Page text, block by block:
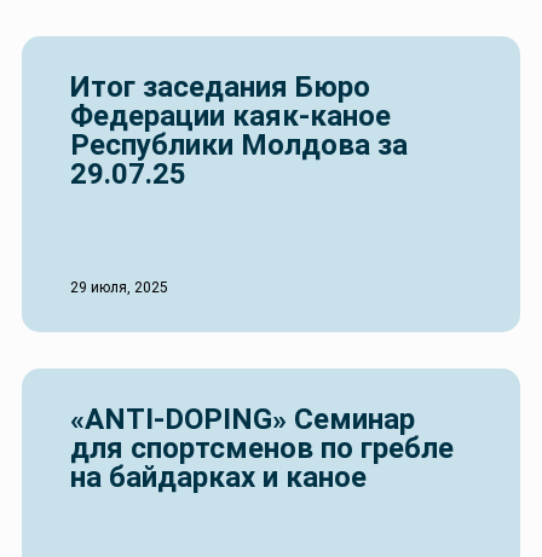
Итог заседания Бюро
Федерации каяк-каное
Республики Молдова за
29.07.25
29 июля, 2025
«ANTI-DOPING» Семинар
для спортсменов по гребле
на байдарках и каное